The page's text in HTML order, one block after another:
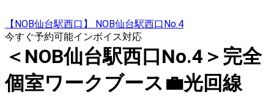
【NOB仙台駅西口】 NOB仙台駅西口No.4
今すぐ予約可能インボイス対応
＜NOB仙台駅西口No.4＞完全
個室ワークブース💼光回線